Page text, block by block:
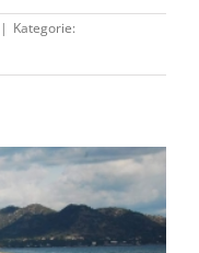
| Kategorie: